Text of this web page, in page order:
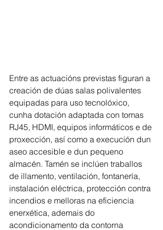
Entre as actuacións previstas figuran a
creación de dúas salas polivalentes
equipadas para uso tecnolóxico,
cunha dotación adaptada con tomas
RJ45, HDMI, equipos informáticos e de
proxección, así como a execución dun
aseo accesible e dun pequeno
almacén. Tamén se inclúen traballos
de illamento, ventilación, fontanería,
instalación eléctrica, protección contra
incendios e melloras na eficiencia
enerxética, ademais do
acondicionamento da contorna